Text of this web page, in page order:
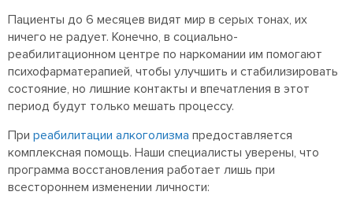
Пациенты до 6 месяцев видят мир в серых тонах, их
ничего не радует. Конечно, в социально-
реабилитационном центре по наркомании им помогают
психофарматерапией, чтобы улучшить и стабилизировать
состояние, но лишние контакты и впечатления в этот
период будут только мешать процессу.
При реабилитации алкоголизма предоставляется
комплексная помощь. Наши специалисты уверены, что
программа восстановления работает лишь при
всестороннем изменении личности: